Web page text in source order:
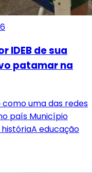
IDEB de sua
patamar na
uma das redes
país Município
educação